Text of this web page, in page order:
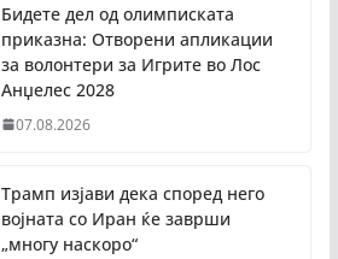
Бидете дел од олимписката
приказна: Отворени апликации
за волонтери за Игрите во Лос
Анџелес 2028
07.08.2026
Трамп изјави дека според него
војната со Иран ќе заврши
„многу наскоро“